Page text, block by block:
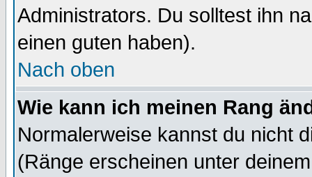
Administrators. Du solltest ihn
einen guten haben).
Nach oben
Wie kann ich meinen Rang
Normalerweise kannst du nicht
(Ränge erscheinen unter